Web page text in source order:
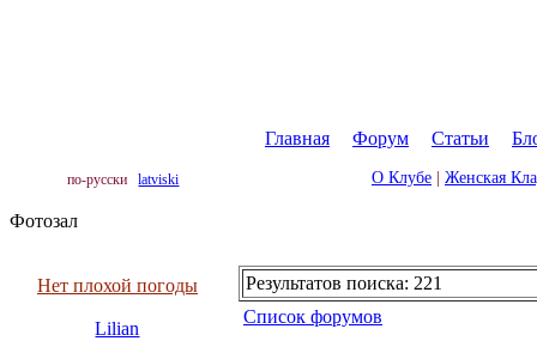
Главная Форум Статьи
по-русски latviski О Клубе Женская
Фотозал
Нет плохой погоды
Lilian
Результатов поиска: 221
Список форумов